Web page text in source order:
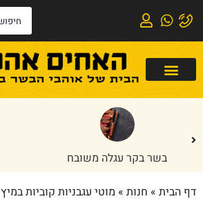
בשר בקר עגלה משובח
דף הבית » חנות » מוטי עגבניות קוביות במיץ 690